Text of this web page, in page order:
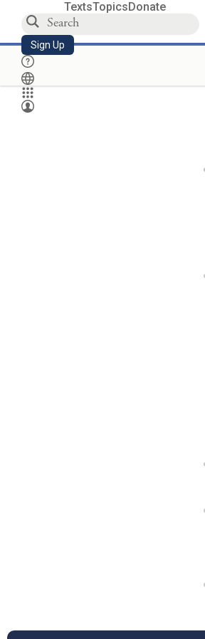
TextsTopicsDonate
Sign Up